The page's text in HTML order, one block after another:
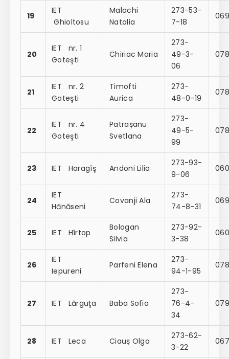
19
IET
Ghioltosu
Malachi
Natalia
273-53-
7-18
20
IET nr. 1
Goteşti
Chiriac Maria
273-
49-3-
06
21
IET nr. 2
Goteşti
Timofti
Aurica
273-
48-0-19
22
IET nr. 4
Goteşti
Patrașanu
Svetlana
273-
49-5-
99
23 IET Haragîş Andoni Lilia
273-93-
9-06
24
IET
Hănăseni
Covanji Ala
273-
74-8-31
25 IET Hîrtop
Bologan
Silvia
273-92-
3-38
26
IET
Iepureni
Parfeni Elena
273-
94-1-95
27 IET Lărguţa Baba Sofia
273-
76-4-
34
28 IET Leca Ciauș Olga
273-62-
3-22